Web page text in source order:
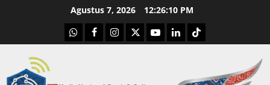
Agustus 7, 2026 12:26:11 PM
WhatsApp
Facebook
Instagram
X YoutubelinkedinTiktok